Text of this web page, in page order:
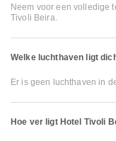
Neem voor een volledige
Tivoli Beira.
Welke luchthaven ligt
Er is geen luchthaven in
Hoe ver ligt Hotel Tivoli